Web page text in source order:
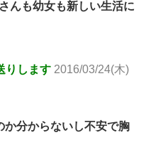
んも幼女も新しい生活に
りします 2016/03/24(木)
か分からないし不安で胸